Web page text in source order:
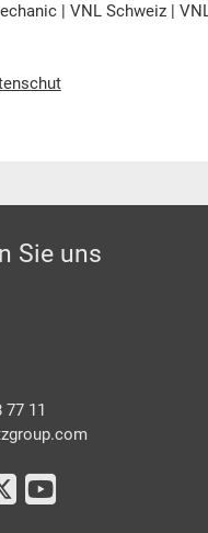
| VNL Schweiz |
Sie uns
77 11